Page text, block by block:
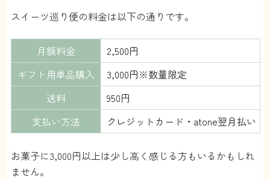
るお店を全部教えてくれたら嬉しいのになと・・
マドレーヌとかそういう系のやつが多い。
ちょっとおしゃれなお菓子みたいな。
【美味しさ】
ちゃんと美味しい。
どこのお店の商品も、味はもちろん食感も良くて値
段相応と思える。
【見た目】
包装がきれい。写真映えするから、ついSNSにあげ
たくなるようなかんじ。
サブスクなのに、お店で買ったような満足感があ
る。
【配送頻度】
スイーツ巡り便の料金は以下の通りです。
月額料金
2,500円
ギフト用単品購入
3,000円※数量限定
送料
950円
支払い方法
クレジットカード・atone翌月払い
お菓子に3,000円以上は少し高く感じる方もいるかもしれ
ません。